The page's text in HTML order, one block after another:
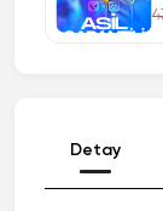
Detay